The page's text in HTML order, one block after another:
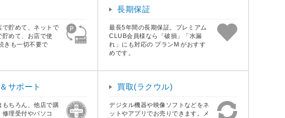
で貯めて、ネットで
貯めて、お店で使
きも一切不要で
長期保証
最長5年間の長期保証。プレミアム
CLUB会員様なら「破損」「水漏
れ」にも対応の プランM がおすす
めです。
サポート
もちろん、他店で購
修理受付やパソコ
買取(ラクウル)
デジタル機器や映像ソフトなどをネ
ットやアプリでお売りできます。メ